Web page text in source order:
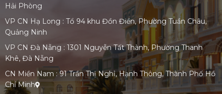
Hải Phòng
VP CN Hạ Long : Tổ 94 khu Đồn Điền, Phường Tuần Châu,
Quảng Ninh
VP CN Đà Nẵng : 1301 Nguyễn Tất Thành, Phường Thanh
Khê, Đà Nẵng
CN Miền Nam : 91 Trần Thị Nghỉ, Hạnh Thông, Thành Phố Hồ
Chí Minh